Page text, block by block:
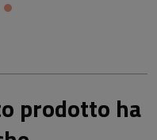
prodotto ha